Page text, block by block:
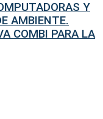
Y
AMBIENTE.
COMBI PARA LA